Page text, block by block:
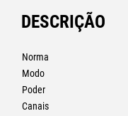
DESCRIÇÃO
Norma
Modo
Poder
Canais